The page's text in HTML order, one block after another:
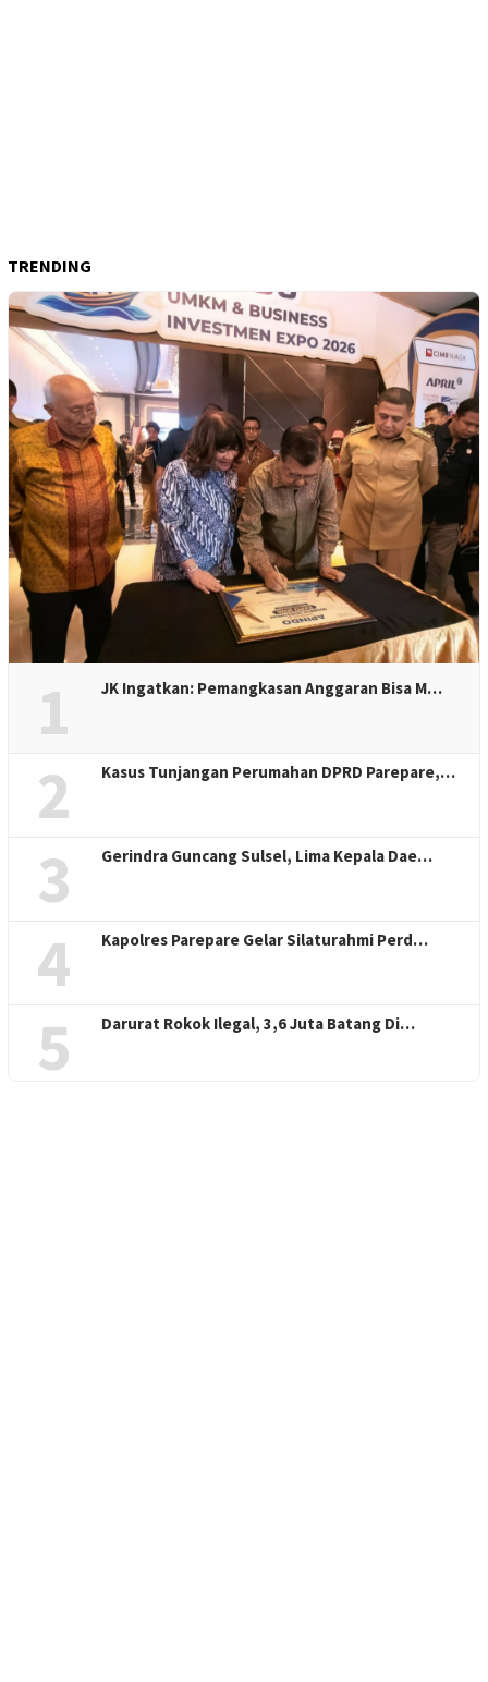
TRENDING
1 JK Ingatkan: Pemangkasan Anggaran Bisa M…
2 Kasus Tunjangan Perumahan DPRD Parepare,…
3 Gerindra Guncang Sulsel, Lima Kepala Dae…
4 Kapolres Parepare Gelar Silaturahmi Perd…
5 Darurat Rokok Ilegal, 3,6 Juta Batang Di…